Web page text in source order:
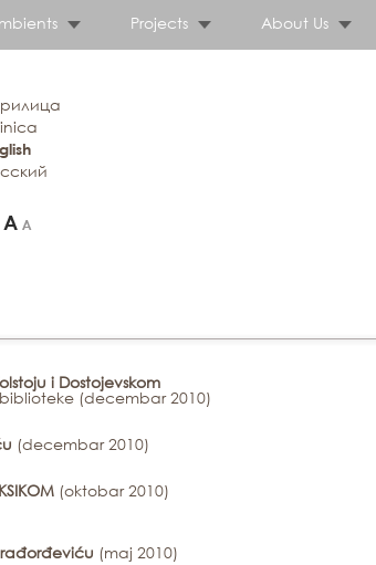
Projects About Us
i Dostojevskom
(decembar 2010)
(decembar 2010)
(oktobar 2010)
(maj 2010)